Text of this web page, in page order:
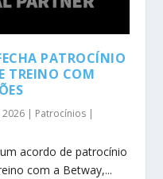
PATROCÍNIO
TREINO COM
2026 | Patrocínios |
acordo de patrocínio
com a Betway,...